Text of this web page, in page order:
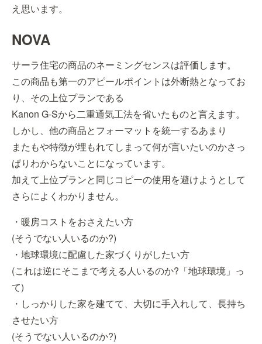
え思います。
NOVA
サーラ住宅の商品のネーミングセンスは評価します。
この商品も第一のアピールポイントは外断熱となってお
り、その上位プランである
Kanon G-Sから二重通気工法を省いたものと言えます。
しかし、他の商品とフォーマットを統一するあまり
またもや特徴が埋もれてしまって何が言いたいのかさっ
ぱりわからないことになっています。
加えて上位プランと同じコピーの使用を避けようとして
さらによくわかりません。
・暖房コストをおさえたい方
(そうでない人いるのか?)
・地球環境に配慮した家づくりがしたい方
(これは逆にそこまで考える人いるのか?「地球環境」っ
て)
・しっかりした家を建てて、大切に手入れして、長持ち
させたい方
(そうでない人いるのか?)